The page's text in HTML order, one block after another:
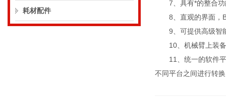
耗材配件
7、具有*的整合功
8、直观的界面，
9、可提供高级智能
10、机械臂上装备
11、统一的软件平
不同平台之间进行转